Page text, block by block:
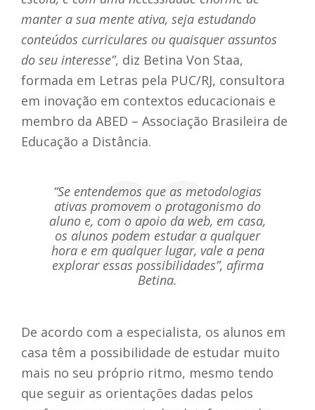
manter a sua mente ativa, seja estudando
conteúdos curriculares ou quaisquer assuntos
do seu interesse”, diz Betina Von Staa,
formada em Letras pela PUC/RJ, consultora
em inovação em contextos educacionais e
membro da ABED – Associação Brasileira de
Educação a Distância.
“Se entendemos que as metodologias
ativas promovem o protagonismo do
aluno e, com o apoio da web, em casa,
os alunos podem estudar a qualquer
hora e em qualquer lugar, vale a pena
explorar essas possibilidades”, afirma
Betina.
De acordo com a especialista, os alunos em
casa têm a possibilidade de estudar muito
mais no seu próprio ritmo, mesmo tendo
que seguir as orientações dadas pelos